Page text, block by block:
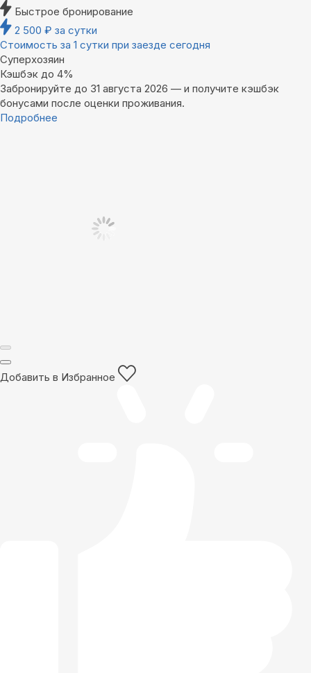
Быстрое бронирование
2 500 ₽ за сутки
Стоимость за 1 сутки при заезде сегодня
Суперхозяин
Кэшбэк до 4%
Забронируйте до 31 августа 2026 — и получите кэшбэк
бонусами после оценки проживания.
Подробнее
Добавить в Избранное